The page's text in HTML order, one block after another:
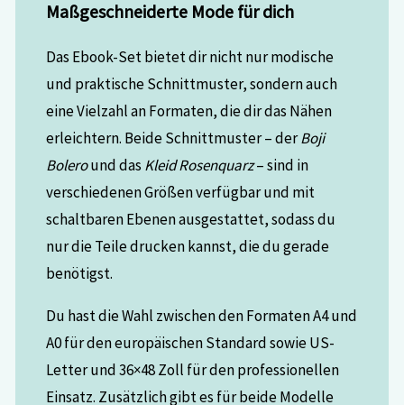
Maßgeschneiderte Mode für dich
Das Ebook-Set bietet dir nicht nur modische
und praktische Schnittmuster, sondern auch
eine Vielzahl an Formaten, die dir das Nähen
erleichtern. Beide Schnittmuster – derBoji
Boleround das Kleid Rosenquarz– sind in
verschiedenen Größen verfügbar und mit
schaltbaren Ebenen ausgestattet, sodass du
nur die Teile drucken kannst, die du gerade
benötigst.
Du hast die Wahl zwischen den Formaten A4 und
A0 für den europäischen Standard sowie US-
Letter und 36×48 Zoll für den professionellen
Einsatz. Zusätzlich gibt es für beide Modelle